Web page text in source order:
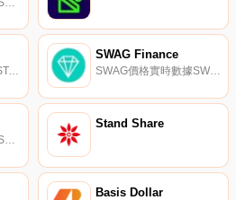
STACY價格實時數據STACY是ChadSwap（一種跨鏈智能AMM）的治理令牌。
SWAG Finance
SWAG價格實時數據SWAG.Finance是一個去中心化的自治組織（DAO）,負責SWAG-全球領先的亞洲成人娛樂社區的社區治理.
BSDS價格實時數據BSDS是鑄幣稅份額,可以通過抵押BSD獲得。
Stand Share
Basis Dollar